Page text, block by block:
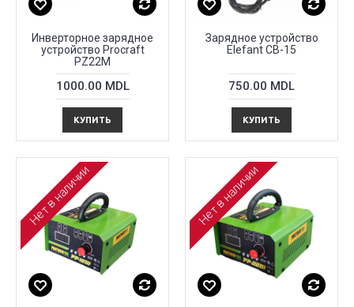
Инверторное зарядное
устройство Procraft
PZ22M
1000.00 MDL
КУПИТЬ
Зарядное устройство
Elefant CB-15
750.00 MDL
КУПИТЬ
Нет в наличии Нет в наличии